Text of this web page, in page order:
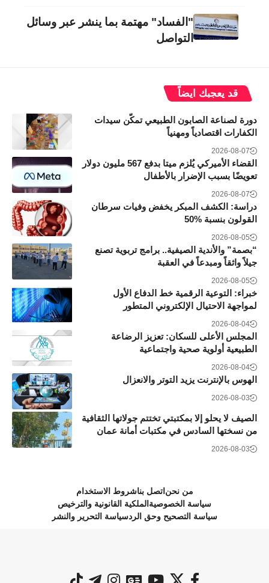
"الفساد" مهتمة بما ينشر عبر وسائل
التواصل
قد يعجبك ايضاً
دورة لصناعة الصابون الطبيعي تمكّن سيدات
الكفارات اقتصادياً ومهنياً
2026-08-07
القضاء الأميركي يُلزم ميتا بدفع 567 مليون دولار
تعويضًا بسبب الإضرار بالأطفال
2026-08-07
دراسة: الكشف المبكر يخفض وفيات سرطان
القولون بنسبة 50‎%‎
2026-08-05
“بصمة” والأندية الصيفية.. برامج تربوية تصنع
جيلاً واثقاً ومبدعاً في العقبة
2026-08-05
خبراء: التوعية الرقمية خط الدفاع الأول
لمواجهة الاحتيال الإلكتروني المتطور
2026-08-04
المجلس الأعلى للسكان: تعزيز الرضاعة
الطبيعية أولوية صحية واجتماعية
2026-08-04
الهوس بالإنترنت يزيد التوتر والانعزال
2026-08-03
الصيف لا يحلو إلا بمكتبتي تختتم جولاتها الثقافية
من نسختها السادس في مكتبات أمانة عمان
2026-08-03
من نحن اتصل بناشروط الاستخدام
سياسة الخصوصية الملكية القانونية والترخيص
سياسة التصحيح وحق الردسياسة التحرير والنشر